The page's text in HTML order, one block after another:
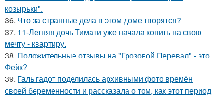
козырьки".
36. Что за странные дела в этом доме творятся?
37. 11-Летняя дочь Тимати уже начала копить на свою
мечту - квартиру.
38. Положительные отзывы на "Грозовой Перевал" - это
Фейк?
39. Галь гадот поделилась архивными фото времён
своей беременности и рассказала о том, как этот период